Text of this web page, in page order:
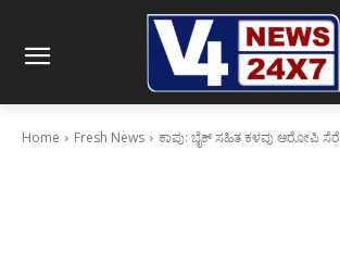
Home Fresh News ಕಾಪು: ಬೈಕ್ ಸಹಿತ ಕಳವು ಆರೋಪಿ ಸೆರೆ